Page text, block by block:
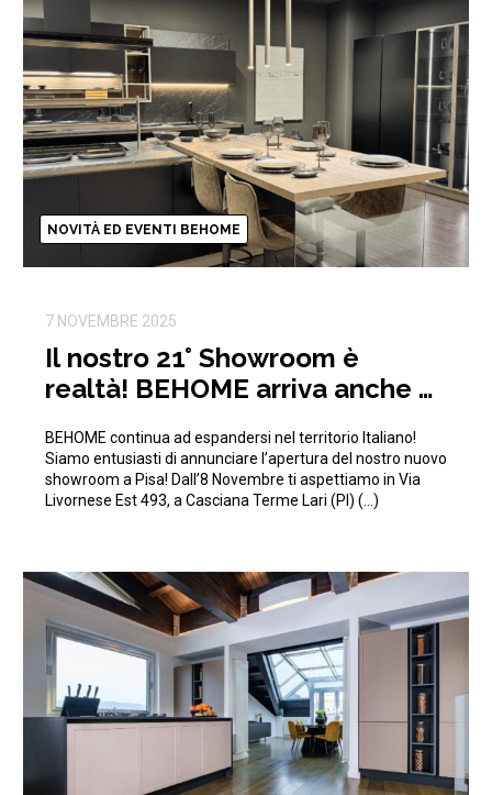
NOVITÀ ED EVENTI BEHOME
7 NOVEMBRE 2025
Il nostro 21° Showroom è
realtà! BEHOME arriva anche a
BEHOME continua ad espandersi nel territorio Italiano!
Siamo entusiasti di annunciare l’apertura del nostro nuovo
showroom a Pisa! Dall’8 Novembre ti aspettiamo in Via
Livornese Est 493, a Casciana Terme Lari (PI) (…)